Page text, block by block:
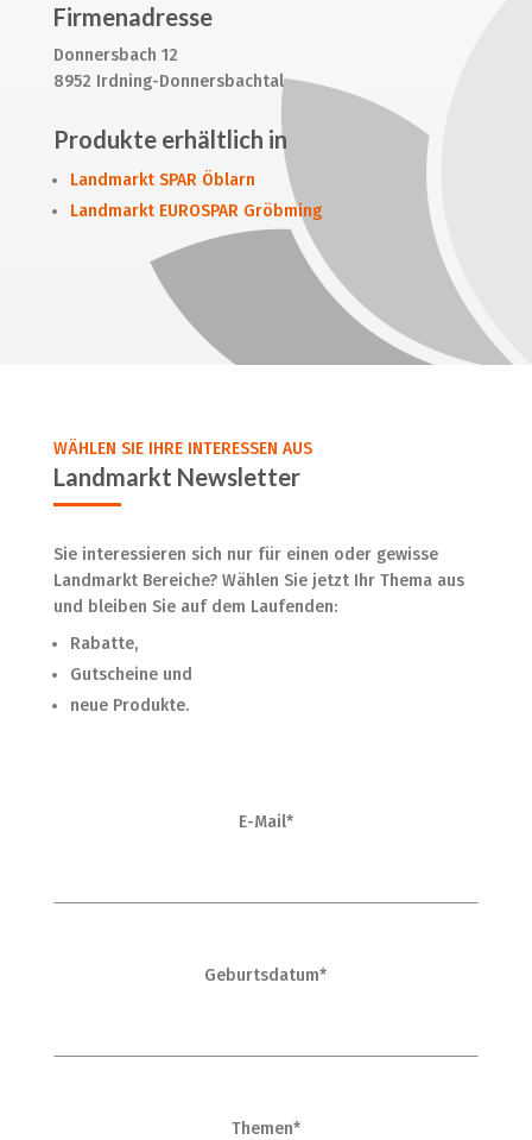
Firmenadresse
Donnersbach 12
8952 Irdning-Donnersbachtal
Produkte erhältlich in
Landmarkt SPAR Öblarn
Landmarkt EUROSPAR Gröbming
E-Mail*
Geburtsdatum*
Themen*
WÄHLEN SIE IHRE INTERESSEN AUS
Landmarkt Newsletter
Sie interessieren sich nur für einen oder gewisse
Landmarkt Bereiche? Wählen Sie jetzt Ihr Thema aus
und bleiben Sie auf dem Laufenden:
Rabatte,
Gutscheine und
neue Produkte.